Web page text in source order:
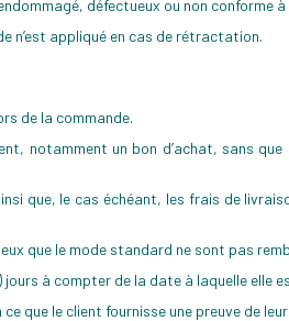
défectueux ou non
n’est appliqué en cas de rétractation.
de la commande.
notamment un bon d’achat, sans
que, le cas échéant, les frais de
que le mode standard ne sont pas
à compter de la date à laquelle elle
que le client fournisse une preuve de